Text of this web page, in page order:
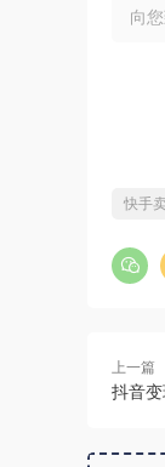
向您
快手
上一篇
抖音